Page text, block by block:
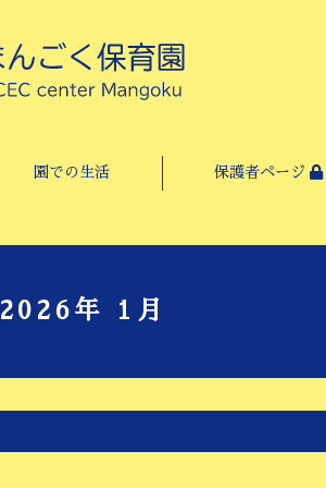
園での生活 保護者ページ
2026年 1月